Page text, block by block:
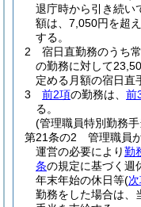
退庁時から引き続い
額は、7,050円を超
する。
2
宿日直勤務のうち
の勤務に対して
定める月額の宿日直
3
前2項の勤務は、 前
る。
(管理職員特別勤務
第21条の2
管理職員
運営の必要により勤
条の規定に基づく週
年末年始の休日等(
勤務をした場合は、